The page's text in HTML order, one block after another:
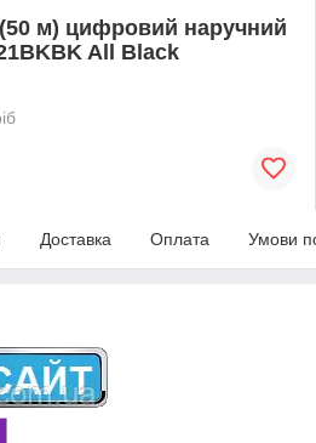
м) цифровий наручний
All Black
Доставка Оплата Умови